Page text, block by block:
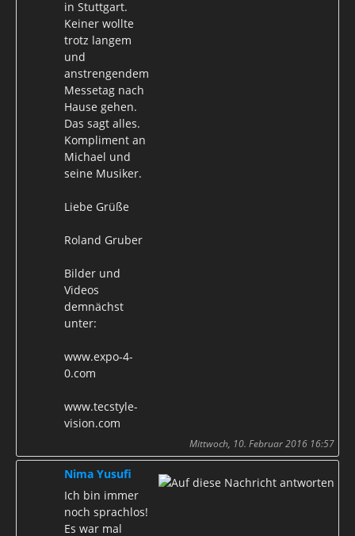
in Stuttgart.
Keiner wollte
trotz langem
und
anstrengendem
Messetag nach
Hause gehen.
Das sagt alles.
Kompliment an
Michael und
seine Musiker.
Liebe Grüße
Roland Gruber
Bilder und
Videos
demnächst
unter:
www.expo-4-
0.com
www.tecstyle-
vision.com
Mittwoch, 10. Februar 2016 16:57
Nima Yusufi
Ich bin immer
noch sprachlos!
Es war mal